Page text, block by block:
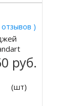
отзывов )
руб.
(шт)